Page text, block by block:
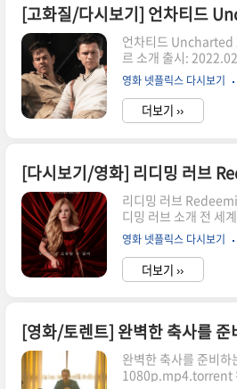
다. ※ Due to
download link is
an image. 해당 파일
축해제 및 경로에 맞
시 마그넷 나타나지 않
링크만..
언차티드 Uncharted
르 소개 출시:
가: USA 모든 것을 걸
수 있습니다! 평범한
드)은 그의 인생을 바
의 임무는 승무원과 함
보다 빠르게 미지의 세
리게 되는데... 목차
다시보기 관련 주의
※ 저작권문제 발생으
일을 이미지처럼 보이
당 파일을 토렌트를 통
영화 넷플릭스 다시보기
더보기 ››
리디밍 러브
디밍 러브 소개 전 세
스를 그린 영화 가 해
사로잡으며 뜨거운 입
내 개봉을 앞두고 기대
망 없는 삶을 살았던 '
다. 목차 리디밍-러브-
관련 주의사항 리디
권문제 발생으로 인하
사이미지에 숨겨놓
영화 넷플릭스 다시보기
더보기 ››
완벽한 축사를 준비하
1080p.mp4.torrent